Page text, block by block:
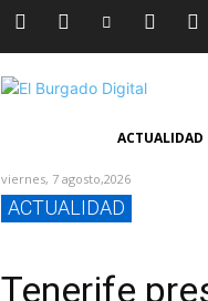
ACTUALIDAD
viernes, 7 agosto,2026
ACTUALIDAD
Tenerife